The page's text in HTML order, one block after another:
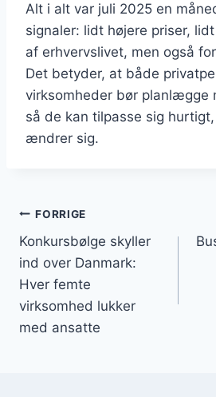
Alt i alt var juli 2025 en
signaler: lidt højere priser,
af erhvervslivet, men også
Det betyder, at både
virksomheder bør planlægge
så de kan tilpasse sig
ændrer sig.
Indlægsnavigation
FORRIGE
Konkursbølge skyller
ind over Danmark:
Hver femte
virksomhed lukker
med ansatte